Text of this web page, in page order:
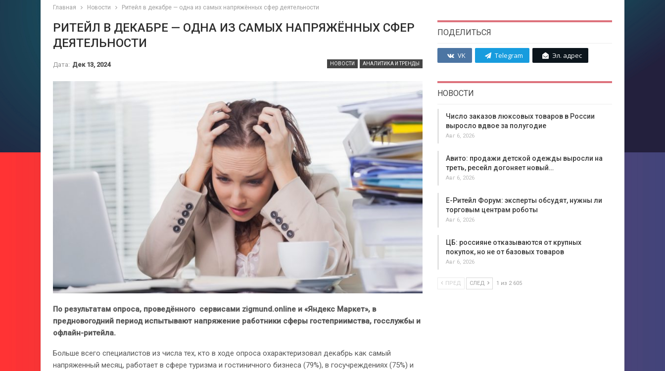
Главная Новости Ритейл в декабре — одна из самых напряжённых сфер деятельности
РИТЕЙЛ В ДЕКАБРЕ — ОДНА ИЗ САМЫХ НАПРЯЖЁННЫХ СФЕР
ДЕЯТЕЛЬНОСТИ
НОВОСТИ АНАЛИТИКА И ТРЕНДЫ
Дата: Дек 13, 2024
По результатам опроса, проведённого сервисами zigmund.online и «Яндекс Маркет», в
предновогодний период испытывают напряжение работники сферы гостеприимства, госслужбы и
офлайн-ритейла.
Больше всего специалистов из числа тех, кто в ходе опроса охарактеризовал декабрь как самый
напряженный месяц, работает в сфере туризма и гостиничного бизнеса (79%), в госучреждениях (75%) и
ПОДЕЛИТЬСЯ
VK Telegram Эл. адрес
НОВОСТИ
Число заказов люксовых товаров в России
выросло вдвое за полугодие
Авг 6, 2026
Авито: продажи детской одежды выросли на
треть, ресейл догоняет новый…
Авг 6, 2026
Е-Ритейл Форум: эксперты обсудят, нужны ли
торговым центрам роботы
Авг 6, 2026
ЦБ: россияне отказываются от крупных
покупок, но не от базовых товаров
Авг 6, 2026
ПРЕД СЛЕД 1 из 2 605